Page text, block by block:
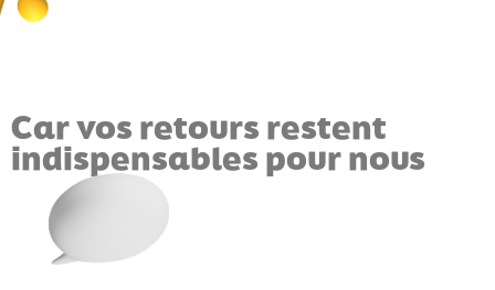
Car vos retours restent
indispensables pour nous